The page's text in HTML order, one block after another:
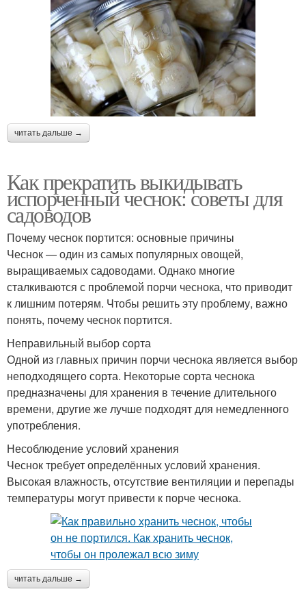
читать дальше →
Как прекратить выкидывать
испорченный чеснок: советы для
садоводов
Почему чеснок портится: основные причины
Чеснок — один из самых популярных овощей,
выращиваемых садоводами. Однако многие
сталкиваются с проблемой порчи чеснока, что приводит
к лишним потерям. Чтобы решить эту проблему, важно
понять, почему чеснок портится.
Неправильный выбор сорта
Одной из главных причин порчи чеснока является выбор
неподходящего сорта. Некоторые сорта чеснока
предназначены для хранения в течение длительного
времени, другие же лучше подходят для немедленного
употребления.
Несоблюдение условий хранения
Чеснок требует определённых условий хранения.
Высокая влажность, отсутствие вентиляции и перепады
температуры могут привести к порче чеснока.
читать дальше →